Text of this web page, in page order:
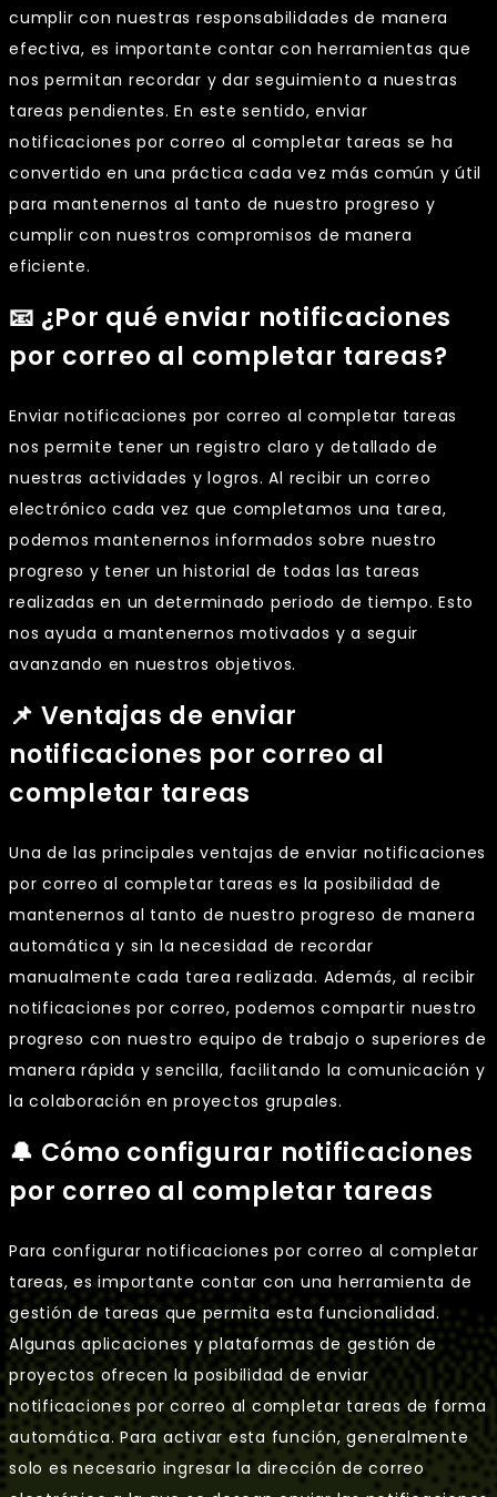
cumplir con nuestras responsabilidades de manera
efectiva, es importante contar con herramientas que
nos permitan recordar y dar seguimiento a nuestras
tareas pendientes. En este sentido, enviar
notificaciones por correo al completar tareas se ha
convertido en una práctica cada vez más común y útil
para mantenernos al tanto de nuestro progreso y
cumplir con nuestros compromisos de manera
eficiente.
📧 ¿Por qué enviar notificaciones
por correo al completar tareas?
Enviar notificaciones por correo al completar tareas
nos permite tener un registro claro y detallado de
nuestras actividades y logros. Al recibir un correo
electrónico cada vez que completamos una tarea,
podemos mantenernos informados sobre nuestro
progreso y tener un historial de todas las tareas
realizadas en un determinado periodo de tiempo. Esto
nos ayuda a mantenernos motivados y a seguir
avanzando en nuestros objetivos.
📌 Ventajas de enviar
notificaciones por correo al
completar tareas
Una de las principales ventajas de enviar notificaciones
por correo al completar tareas es la posibilidad de
mantenernos al tanto de nuestro progreso de manera
automática y sin la necesidad de recordar
manualmente cada tarea realizada. Además, al recibir
notificaciones por correo, podemos compartir nuestro
progreso con nuestro equipo de trabajo o superiores de
manera rápida y sencilla, facilitando la comunicación y
la colaboración en proyectos grupales.
🔔 Cómo configurar notificaciones
por correo al completar tareas
Para configurar notificaciones por correo al completar
tareas, es importante contar con una herramienta de
gestión de tareas que permita esta funcionalidad.
Algunas aplicaciones y plataformas de gestión de
proyectos ofrecen la posibilidad de enviar
notificaciones por correo al completar tareas de forma
automática. Para activar esta función, generalmente
solo es necesario ingresar la dirección de correo